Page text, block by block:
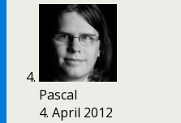
Pascal
4. April 2012